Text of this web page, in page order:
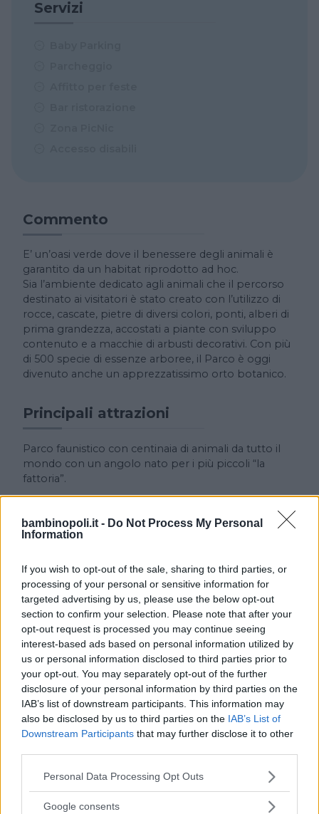
bambinopoli.it - Do Not Process My Personal
Information
If you wish to opt-out of the sale, sharing to third parties, or
processing of your personal or sensitive information for
targeted advertising by us, please use the below opt-out
section to confirm your selection. Please note that after your
opt-out request is processed you may continue seeing
interest-based ads based on personal information utilized by
us or personal information disclosed to third parties prior to
your opt-out. You may separately opt-out of the further
disclosure of your personal information by third parties on the
IAB’s list of downstream participants. This information may
also be disclosed by us to third parties on the IAB’s List of
Downstream Participants that may further disclose it to other
Please note that this website/app uses one or more Google
not limited to your visit or usage behaviour. You may click to
Personal Data Processing Opt Outs
Google consents
Servizi
Commento
E’ un’oasi verde dove il benessere degli animali è
garantito da un habitat riprodotto ad hoc.
Sia l’ambiente dedicato agli animali che il percorso
destinato ai visitatori è stato creato con l’utilizzo di
rocce, cascate, pietre di diversi colori, ponti, alberi di
prima grandezza, accostati a piante con sviluppo
contenuto e a macchie di arbusti decorativi. Con più
di 500 specie di essenze arboree, il Parco è oggi
divenuto anche un apprezzatissimo orto botanico.
Principali attrazioni
Parco faunistico con centinaia di animali da tutto il
mondo con un angolo nato per i più piccoli “la
fattoria”.
Attivita didattiche
Collegamenti
A4 Milano-Venezia
collegamento con A31 Valdastico
uscita Dueville
statale SS 248 direzione Marostica
Cerca altre strutture